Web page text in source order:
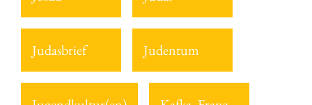
Judasbrief Judentum